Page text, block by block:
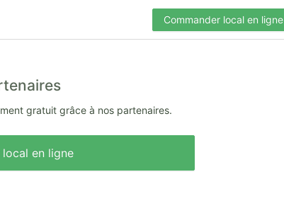
Commander local en ligne
gratuit grâce à nos partenaires.
en ligne